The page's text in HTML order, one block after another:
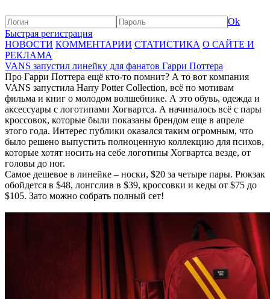
Ok
Быстрая регистрация
НОВОСТИ КОММЕНТАРИИ СТАТИСТИКА О САЙТЕ И
РЕКЛАМА
VANS запустил линейку для фанатов Гарри Поттера
Про Гарри Поттера ещё кто-то помнит? А то вот компания
VANS запустила Harry Potter Collection, всё по мотивам
фильма и книг о молодом волшебнике. А это обувь, одежда и
аксессуары с логотипами Хогвартса. А начиналось всё с пары
кроссовок, которые были показаны брендом еще в апреле
этого года. Интерес публики оказался таким огромным, что
было решено выпустить полноценную коллекцию для психов,
которые хотят носить на себе логотипы Хогвартса везде, от
головы до ног.
Самое дешевое в линейке – носки, $20 за четыре пары. Рюкзак
обойдется в $48, лонгслив в $39, кроссовки и кеды от $75 до
$105. Зато можно собрать полный сет!